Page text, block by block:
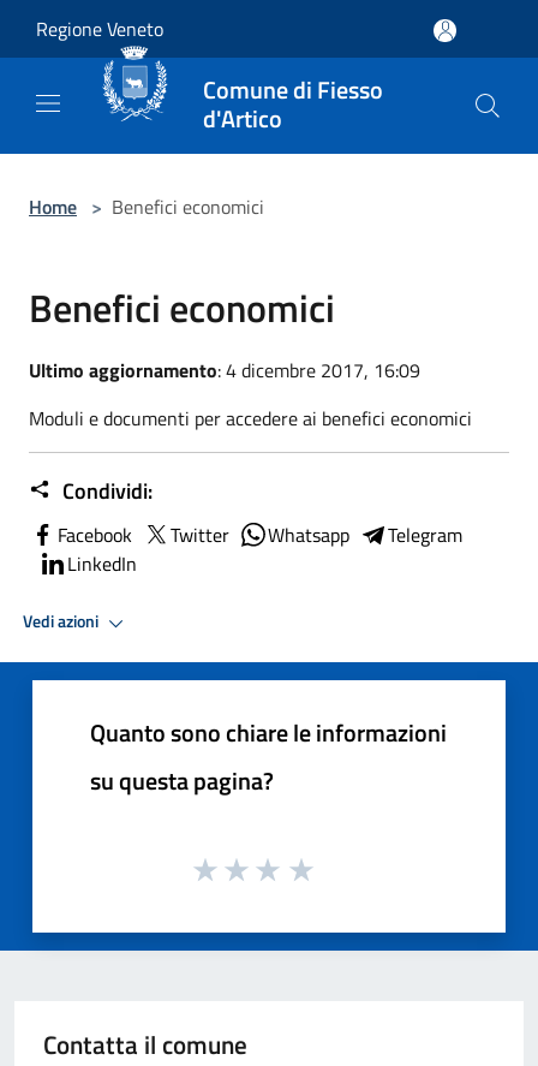
Regione Veneto
Comune di Fiesso
d'Artico
Home > Benefici economici
Benefici economici
Ultimo aggiornamento: 4 dicembre 2017, 16:09
Moduli e documenti per accedere ai benefici economici
Condividi:
Facebook Twitter Whatsapp
Telegram
LinkedIn
Vedi azioni
Quanto sono chiare le informazioni
su questa pagina?
Contatta il comune